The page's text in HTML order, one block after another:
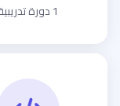
1 دورة تدريبية